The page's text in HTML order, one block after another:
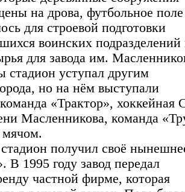
на дрова, футбольное поле
для строевой подготовки
воинских подразделений
для завода им.
стадион уступал другим
но на нём выступали
«Трактор»,
Масленникова, команда
получил своё
В 1995 году завод передал
частной фирме, которая